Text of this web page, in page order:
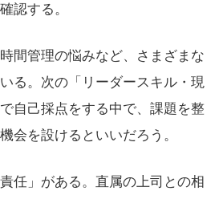
認する。
間管理の悩みなど、さまざまな
る。次の「リーダースキル・現
自己採点をする中で、課題を整
会を設けるといいだろう。
任」がある。直属の上司との相